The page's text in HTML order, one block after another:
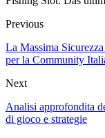
Previous
La Massima
per la Community
Next
Analisi approfondita
di gioco e strategie